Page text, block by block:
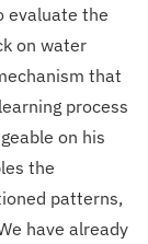
evaluate the
on water
that
process
on his
the
patterns,
have already